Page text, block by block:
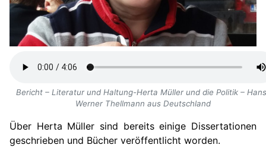
Bericht – Literatur und Haltung-Herta Müller und die Politik –
Werner Thellmann aus Deutschland
Über Herta Müller sind bereits einige Dissertationen
geschrieben und Bücher veröffentlicht worden.